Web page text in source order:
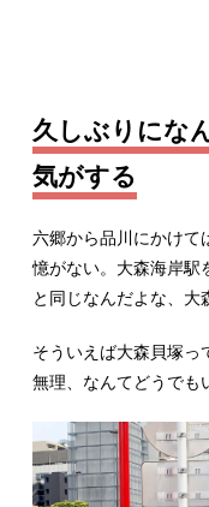
久しぶりにな
気がする
六郷から品川にかけて
憶がない。大森海岸駅
と同じなんだよな、大
そういえば大森貝塚っ
無理、なんてどうでも